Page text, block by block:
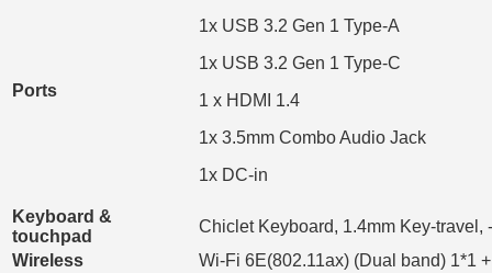
Ports
1x USB 3.2 Gen 1 Type-A
1x USB 3.2 Gen 1 Type-C
1 x HDMI 1.4
1x 3.5mm Combo Audio Jack
1x DC-in
Keyboard &
touchpad
Chiclet Keyboard, 1.4mm Key-travel,
Wireless
Wi-Fi 6E(802.11ax) (Dual band) 1*1